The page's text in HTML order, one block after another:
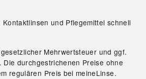
und Pflegemittel schnell
Mehrwertsteuer und ggf.
. Die durchgestrichenen Preise ohne
regulären Preis bei meineLinse.